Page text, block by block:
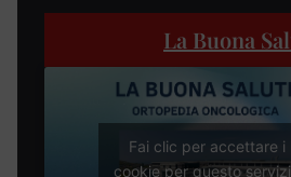
La Buona
Fai clic per accettare i
cookie per questo